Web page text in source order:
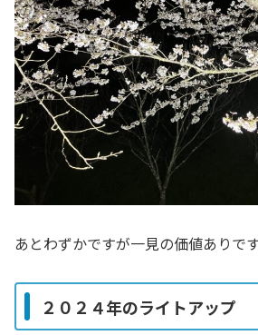
あとわずかですが一見の価値ありです
２０２４年のライトアップ